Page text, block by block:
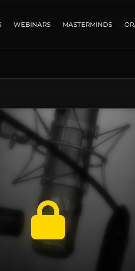
WEBINARS MASTERMINDS